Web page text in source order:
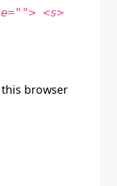
<s>
this browser